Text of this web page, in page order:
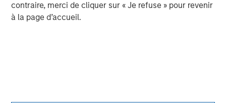
contraire, merci de cliquer sur « Je refuse » pour revenir
à la page d’accueil.